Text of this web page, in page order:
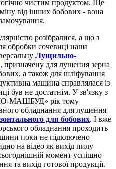
чистим продуктом. Ще
від інших бобових - вона
розібралися, а що з
обробки сочевиці наша
Лущильно-
, призначену для лущення зерна
а також для шліфування
машина справлялася із
був не достатнім. У зв'язку з
МАШБУД» рік тому
обладнання для лущення
для бобових. І вже
обладнання проходить
поки не підключено
на відео як вихід пилу
момент успішно
та вихід готової продукції.